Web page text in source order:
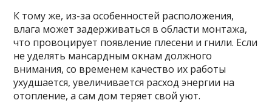
К тому же, из-за особенностей расположения,
влага может задерживаться в области монтажа,
что провоцирует появление плесени и гнили. Если
не уделять мансардным окнам должного
внимания, со временем качество их работы
ухудшается, увеличивается расход энергии на
отопление, а сам дом теряет свой уют.